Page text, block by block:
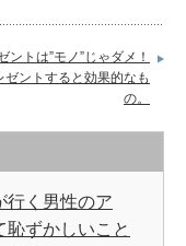
ントは”モノ”じゃダメ！
ゼントすると効果的なも
の。
行く男性のア
恥ずかしいこと